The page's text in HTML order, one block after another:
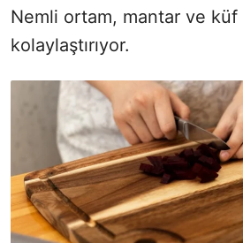
Nemli ortam, mantar ve
kolaylaştırıyor.